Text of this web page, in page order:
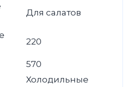
Для салатов
220
570
Холодильные